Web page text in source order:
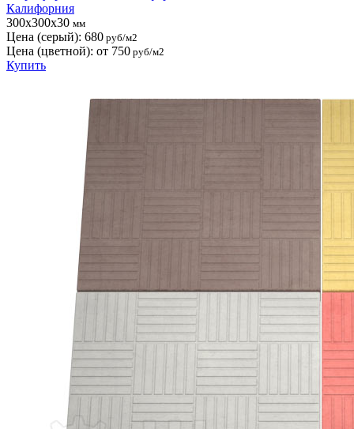
Калифорния
300x300x30 мм
Цена (серый): 680 руб/м2
Цена (цветной): от 750 руб/м2
Купить